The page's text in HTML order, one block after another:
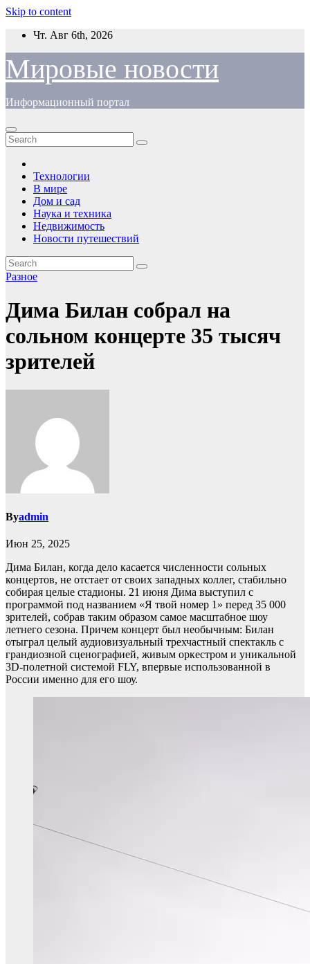
Skip to content
Чт. Авг 6th, 2026
Мировые новости
Информационный портал
Технологии
В мире
Дом и сад
Наука и техника
Недвижимость
Новости путешествий
Разное
Дима Билан собрал на
сольном концерте 35 тысяч
зрителей
Byadmin
Июн 25, 2025
Дима Билан, когда дело касается численности сольных
концертов, не отстает от своих западных коллег, стабильно
собирая целые стадионы. 21 июня Дима выступил с
программой под названием «Я твой номер 1» перед 35 000
зрителей, собрав таким образом самое масштабное шоу
летнего сезона. Причем концерт был необычным: Билан
отыграл целый аудиовизуальный трехчастный спектакль с
грандиозной сценографией, живым оркестром и уникальной
3D-полетной системой FLY, впервые использованной в
России именно для его шоу.